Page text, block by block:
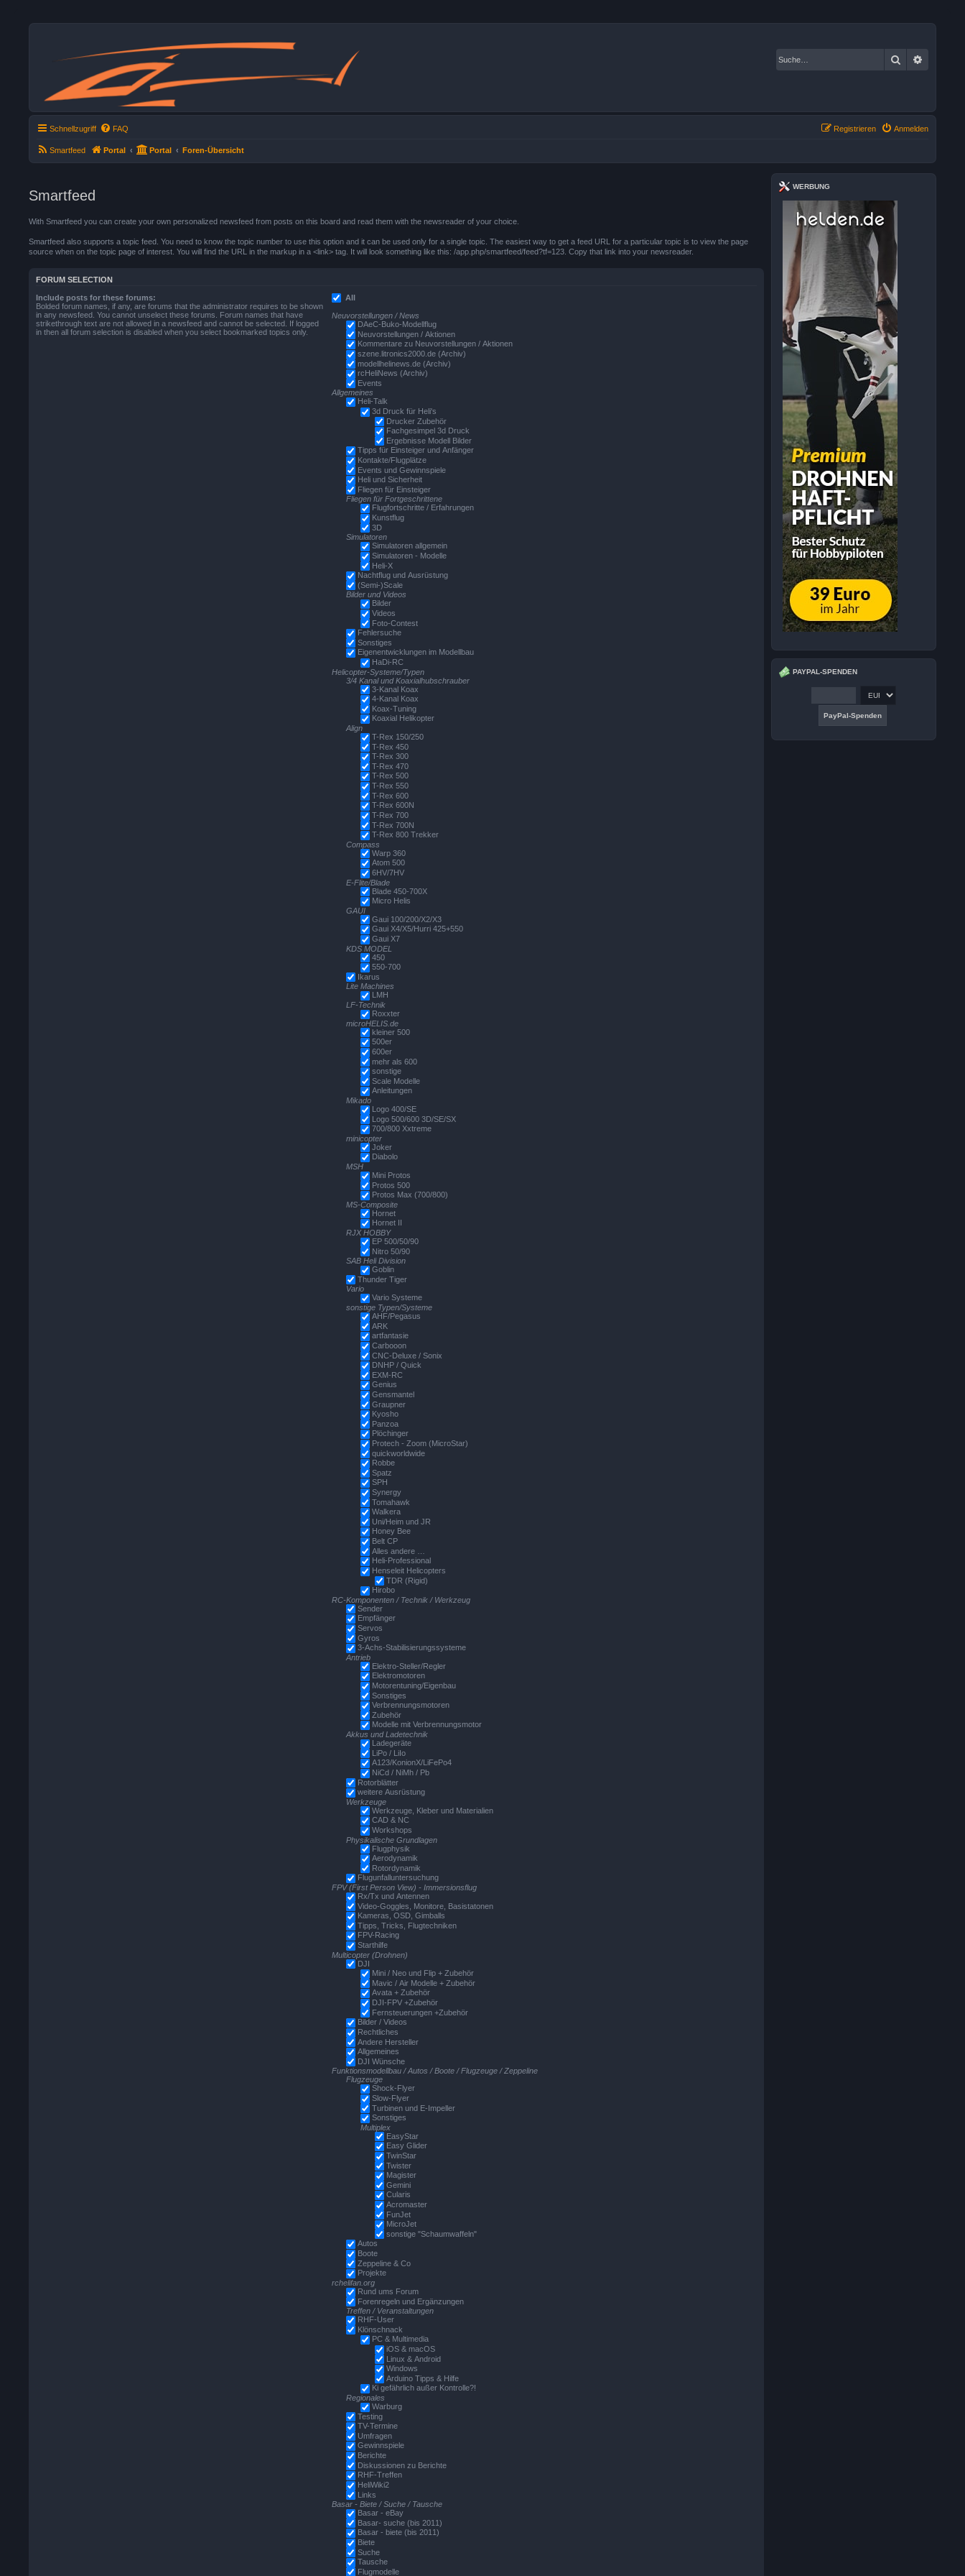
Suche
Schnellzugriff FAQ Anmelden
Registrieren
Smartfeed Portal Portal Foren-Übersicht
Smartfeed
With Smartfeed you can create your own personalized newsfeed from posts on this board and read them with the newsreader of your choice.
Smartfeed also supports a topic feed. You need to know the topic number to use this option and it can be used only for a single topic. The easiest way to get a feed URL for a particular topic is to view the page
source when on the topic page of interest. You will find the URL in the markup in a <link> tag. It will look something like this: /app.php/smartfeed/feed?tf=123. Copy that link into your newsreader.
FORUM SELECTION
Include posts for these forums:
Bolded forum names, if any, are forums that the administrator requires to be shown
in any newsfeed. You cannot unselect these forums. Forum names that have
strikethrough text are not allowed in a newsfeed and cannot be selected. If logged
in then all forum selection is disabled when you select bookmarked topics only.
All
Neuvorstellungen / News
DAeC-Buko-Modellflug
Neuvorstellungen / Aktionen
Kommentare zu Neuvorstellungen / Aktionen
szene.litronics2000.de (Archiv)
modellhelinews.de (Archiv)
rcHeliNews (Archiv)
Events
Allgemeines
Heli-Talk
3d Druck für Heli's
Drucker Zubehör
Fachgesimpel 3d Druck
Ergebnisse Modell Bilder
Tipps für Einsteiger und Anfänger
Kontakte/Flugplätze
Events und Gewinnspiele
Heli und Sicherheit
Fliegen für Einsteiger
Fliegen für Fortgeschrittene
Flugfortschritte / Erfahrungen
Kunstflug
3D
Simulatoren
Simulatoren allgemein
Simulatoren - Modelle
Heli-X
Nachtflug und Ausrüstung
(Semi-)Scale
Bilder und Videos
Bilder
Videos
Foto-Contest
Fehlersuche
Sonstiges
Eigenentwicklungen im Modellbau
HaDi-RC
Helicopter-Systeme/Typen
3/4 Kanal und Koaxialhubschrauber
3-Kanal Koax
4-Kanal Koax
Koax-Tuning
Koaxial Helikopter
Align
T-Rex 150/250
T-Rex 450
T-Rex 300
T-Rex 470
T-Rex 500
T-Rex 550
T-Rex 600
T-Rex 600N
T-Rex 700
T-Rex 700N
T-Rex 800 Trekker
Compass
Warp 360
Atom 500
6HV/7HV
E-Flite/Blade
Blade 450-700X
Micro Helis
GAUI
Gaui 100/200/X2/X3
Gaui X4/X5/Hurri 425+550
Gaui X7
KDS MODEL
450
550-700
Ikarus
Lite Machines
LMH
LF-Technik
Roxxter
microHELIS.de
kleiner 500
500er
600er
mehr als 600
sonstige
Scale Modelle
Anleitungen
Mikado
Logo 400/SE
Logo 500/600 3D/SE/SX
700/800 Xxtreme
minicopter
Joker
Diabolo
MSH
Mini Protos
Protos 500
Protos Max (700/800)
MS-Composite
Hornet
Hornet II
RJX HOBBY
EP 500/50/90
Nitro 50/90
SAB Heli Division
Goblin
Thunder Tiger
Vario
Vario Systeme
sonstige Typen/Systeme
AHF/Pegasus
ARK
artfantasie
Carbooon
CNC-Deluxe / Sonix
DNHP / Quick
EXM-RC
Genius
Gensmantel
Graupner
Kyosho
Panzoa
Plöchinger
Protech - Zoom (MicroStar)
quickworldwide
Robbe
Spatz
SPH
Synergy
Tomahawk
Walkera
Uni/Heim und JR
Honey Bee
Belt CP
Alles andere …
Heli-Professional
Henseleit Helicopters
TDR (Rigid)
Hirobo
RC-Komponenten / Technik / Werkzeug
Sender
Empfänger
Servos
Gyros
3-Achs-Stabilisierungssysteme
Antrieb
Elektro-Steller/Regler
Elektromotoren
Motorentuning/Eigenbau
Sonstiges
Verbrennungsmotoren
Zubehör
Modelle mit Verbrennungsmotor
Akkus und Ladetechnik
Ladegeräte
LiPo / LiIo
A123/KonionX/LiFePo4
NiCd / NiMh / Pb
Rotorblätter
weitere Ausrüstung
Werkzeuge
Werkzeuge, Kleber und Materialien
CAD & NC
Workshops
Physikalische Grundlagen
Flugphysik
Aerodynamik
Rotordynamik
Flugunfalluntersuchung
FPV (First Person View) - Immersionsflug
Rx/Tx und Antennen
Video-Goggles, Monitore, Basistatonen
Kameras, OSD, Gimballs
Tipps, Tricks, Flugtechniken
FPV-Racing
Starthilfe
Multicopter (Drohnen)
DJI
Mini / Neo und Flip + Zubehör
Mavic / Air Modelle + Zubehör
Avata + Zubehör
DJI-FPV +Zubehör
Fernsteuerungen +Zubehör
Bilder / Videos
Rechtliches
Andere Hersteller
Allgemeines
DJI Wünsche
Funktionsmodellbau / Autos / Boote / Flugzeuge / Zeppeline
Flugzeuge
Shock-Flyer
Slow-Flyer
Turbinen und E-Impeller
Sonstiges
Multiplex
EasyStar
Easy Glider
TwinStar
Twister
Magister
Gemini
Cularis
Acromaster
FunJet
MicroJet
sonstige "Schaumwaffeln"
Autos
Boote
Zeppeline & Co
Projekte
rchelifan.org
Rund ums Forum
Forenregeln und Ergänzungen
Treffen / Veranstaltungen
RHF-User
Klönschnack
PC & Multimedia
iOS & macOS
Linux & Android
Windows
Arduino Tipps & Hilfe
Ki gefährlich außer Kontrolle?!
Regionales
Warburg
Testing
TV-Termine
Umfragen
Gewinnspiele
Berichte
Diskussionen zu Berichte
RHF-Treffen
HeliWiki2
Links
Basar - Biete / Suche / Tausche
Basar - eBay
Basar- suche (bis 2011)
Basar - biete (bis 2011)
Biete
Suche
Tausche
Flugmodelle
WERBUNG
PAYPAL-SPENDEN